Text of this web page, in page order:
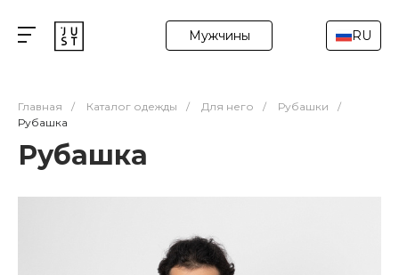
Мужчины RU
Главная / Каталог одежды / Для него / Рубашки
/
Рубашка
Рубашка